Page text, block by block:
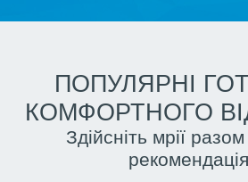
ПОПУЛЯРНІ
КОМФОРТНОГО
Здійсніть мрії